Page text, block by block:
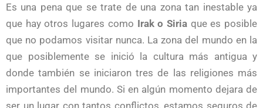
Es una pena que se trate de una zona tan inestable ya
que hay otros lugares como Irak o Siriaque es posible
que no podamos visitar nunca. La zona del mundo en la
que posiblemente se inició la cultura más antigua y
donde también se iniciaron tres de las religiones más
importantes del mundo. Si en algún momento dejara de
ser un lugar con tantos conflictos, estamos seguros de